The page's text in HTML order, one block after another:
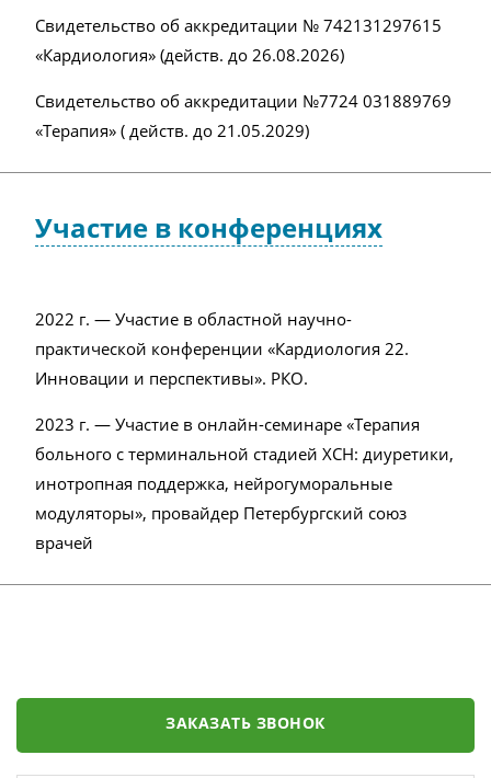
Свидетельство об аккредитации № 742131297615
«Кардиология» (действ. до 26.08.2026)
Свидетельство об аккредитации №7724 031889769
«Терапия» ( действ. до 21.05.2029)
Участие в конференциях
2022 г. — Участие в областной научно-
практической конференции «Кардиология 22.
Инновации и перспективы». РКО.
2023 г. — Участие в онлайн-семинаре «Терапия
больного с терминальной стадией ХСН: диуретики,
инотропная поддержка, нейрогуморальные
модуляторы», провайдер Петербургский союз
врачей
ЗАКАЗАТЬ ЗВОНОК